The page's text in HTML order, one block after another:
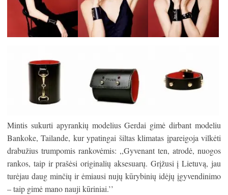
Mintis sukurti apyrankių modelius Gerdai gimė dirbant modeliu
Bankoke, Tailande, kur ypatingai šiltas klimatas įpareigoja vilkėti
drabužius trumpomis rankovėmis: ,,Gyvenant ten, atrodė, nuogos
rankos, taip ir prašėsi originalių aksesuarų. Grįžusi į Lietuvą, jau
turėjau daug minčių ir ėmiausi nujų kūrybinių idėjų įgyvendinimo
– taip gimė mano nauji kūriniai.’’